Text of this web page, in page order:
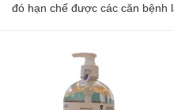
đó hạn chế được các căn bệnh